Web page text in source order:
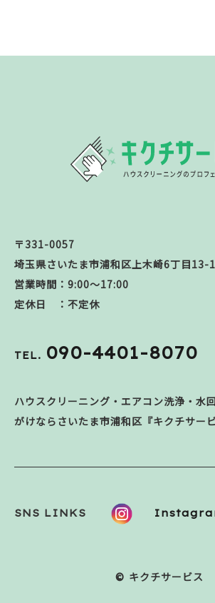
〒331-0057
埼玉県さいたま市浦和区上木崎6丁目13-
営業時間：9:00～17:00
定休日 ：不定休
TEL. 090-4401-8070
ハウスクリーニング・エアコン洗浄・水
がけならさいたま市浦和区『キクチサービ
SNS LINKS
© キクチサービス